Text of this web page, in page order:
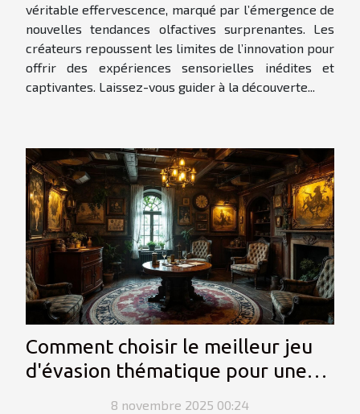
véritable effervescence, marqué par l’émergence de
nouvelles tendances olfactives surprenantes. Les
créateurs repoussent les limites de l’innovation pour
offrir des expériences sensorielles inédites et
captivantes. Laissez-vous guider à la découverte...
Comment choisir le meilleur jeu
d'évasion thématique pour une
8 novembre 2025 00:24